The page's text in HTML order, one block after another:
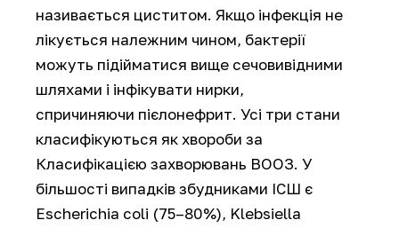
називається циститом. Якщо інфекція не
лікується належним чином, бактерії
можуть підійматися вище сечовивідними
шляхами і інфікувати нирки,
спричиняючи пієлонефрит. Усі три стани
класифікуються як хвороби за
Класифікацією захворювань ВООЗ. У
більшості випадків збудниками ІСШ є
Escherichia coli (75–80%), Klebsiella